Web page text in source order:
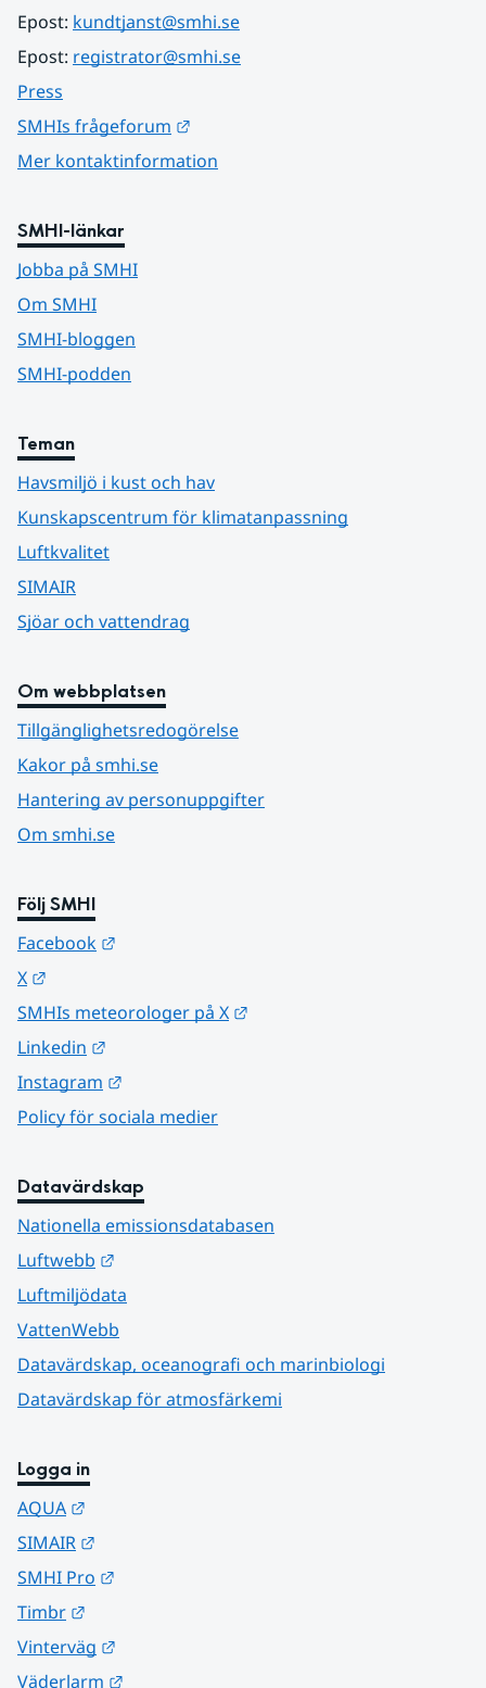
Epost: kundtjanst@smhi.se
Epost: registrator@smhi.se
Press
SMHIs frågeforum
Mer kontaktinformation
SMHI-länkar
Jobba på SMHI
Om SMHI
SMHI-bloggen
SMHI-podden
Teman
Havsmiljö i kust och hav
Kunskapscentrum för klimatanpassning
Luftkvalitet
SIMAIR
Sjöar och vattendrag
Om webbplatsen
Tillgänglighetsredogörelse
Kakor på smhi.se
Hantering av personuppgifter
Om smhi.se
Följ SMHI
Facebook
X
SMHIs meteorologer på X
Linkedin
Instagram
Policy för sociala medier
Datavärdskap
Nationella emissionsdatabasen
Luftwebb
Luftmiljödata
VattenWebb
Datavärdskap, oceanografi och marinbiologi
Datavärdskap för atmosfärkemi
Logga in
AQUA
SIMAIR
SMHI Pro
Timbr
Vinterväg
Väderlarm